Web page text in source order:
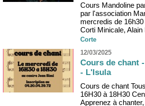
Cours Mandoline
par l'association
mercredis de
Corti Minicale, Alain
Corte
12/03/2025
Cours de chant
- L'Isula
Cours de chant
16H30 à 18H30
Apprenez à